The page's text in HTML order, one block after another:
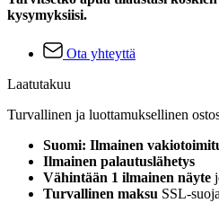
kysymyksiisi.
Ota yhteyttä
Laatutakuu
Turvallinen ja luottamuksellinen
Suomi: Ilmainen
Ilmainen palautuslähetys
Vähintään 1 ilmainen näyte
Turvallinen maksu SSL-